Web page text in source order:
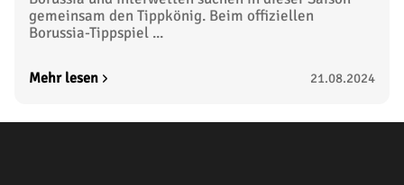
gemeinsam den Tippkönig. Beim offiziellen
Borussia-Tippspiel ...
Mehr lesen 21.08.2024